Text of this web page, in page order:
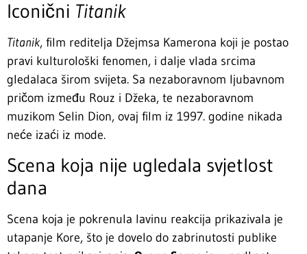
Iconični Titanik
Titanik, film reditelja Džejmsa Kamerona koji je postao
pravi kulturološki fenomen, i dalje vlada srcima
gledalaca širom svijeta. Sa nezaboravnom ljubavnom
pričom između Rouz i Džeka, te nezaboravnom
muzikom Selin Dion, ovaj film iz 1997. godine nikada
neće izaći iz mode.
Scena koja nije ugledala svjetlost
dana
Scena koja je pokrenula lavinu reakcija prikazivala je
utapanje Kore, što je dovelo do zabrinutosti publike